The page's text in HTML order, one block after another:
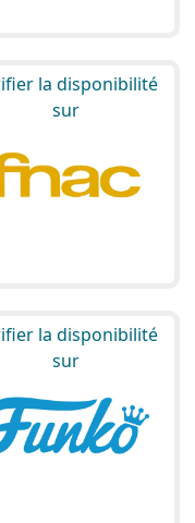
la disponibilité
sur
la disponibilité
sur